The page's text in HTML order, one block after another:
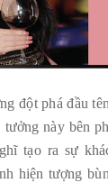
đột phá đầu
tưởng này bên
tạo ra sự
hiện tượng